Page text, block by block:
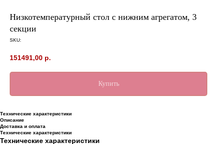
Низкотемпературный стол с нижним агрегатом, 3
секции
SKU:
151491,00 р.
Купить
Технические характеристики
Описание
Доставка и оплата
Технические характеристики
Технические характеристики